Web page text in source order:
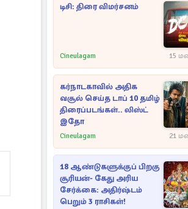
டிசி: திரை விமர்சனம்
Cineulagam 15
கர்நாடகாவில் அதிக
வசூல் செய்த டாப் 10 தமிழ்
திரைப்படங்கள்.. லிஸ்ட்
இதோ
Cineulagam 21
18 ஆண்டுகளுக்குப் பிறகு
சூரியன்- கேது அரிய
சேர்க்கை: அதிர்ஷ்டம்
பெறும் 3 ராசிகள்!